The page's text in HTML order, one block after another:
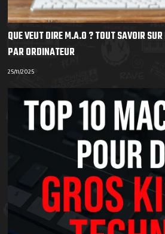
QUE VEUT DIRE M.A.O ? TOUT SAVOIR
PAR ORDINATEUR
25/11/2025